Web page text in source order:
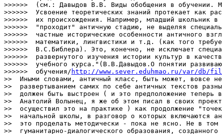
http://www.sever.eduhmao.ru/var/db/
>>  Иными словами, античный класс, быть может, вовсе
>>  развертыванием самих по себе античных текстов
>>  должен быть выстроен ( и это предположение теперь
>>  Анатолий Волынец, я же об этом писал в своих
>>  осуществил это на практике ) как продолжение
>>  начальной школы, в разговор о которых включаются
>>  это проделать методически - пока не ясно. Не в том
>>  гуманитарно-диалогического образования,